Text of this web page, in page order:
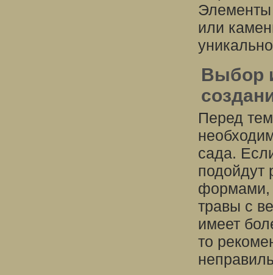
Элементы
или
Выбор
Перед
сада.
подойдут
формами,
травы с
имеет
то